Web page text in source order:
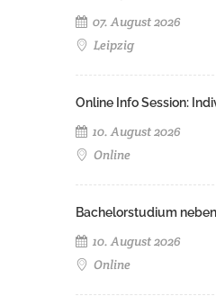
07. August 2026
Leipzig
Online Info Session:
10. August 2026
Online
Bachelorstudium
10. August 2026
Online